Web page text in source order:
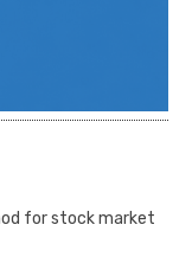
for stock market